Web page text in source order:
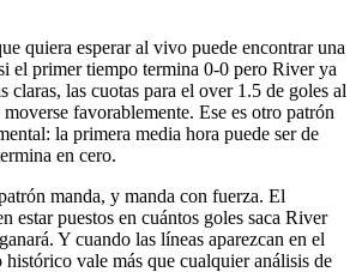
quiera esperar al vivo puede encontrar una
el primer tiempo termina 0-0 pero River ya
claras, las cuotas para el over 1.5 de goles al
favorablemente. Ese es otro patrón
la primera media hora puede ser de
en cero.
manda, y manda con fuerza. El
estar puestos en cuántos goles saca River
Y cuando las líneas aparezcan en el
histórico vale más que cualquier análisis de